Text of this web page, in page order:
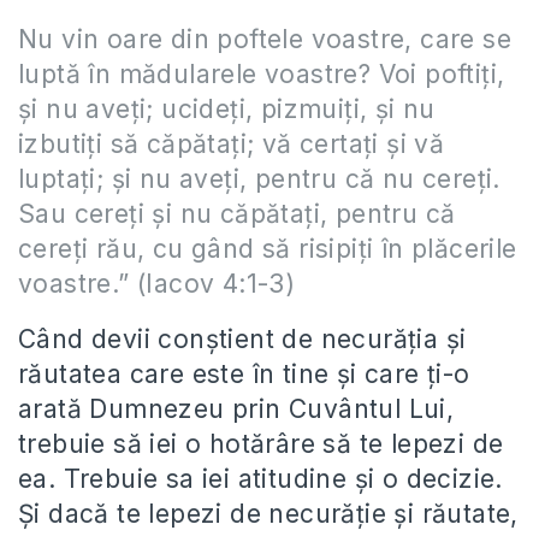
Nu vin oare din poftele voastre, care se
luptă în mădularele voastre? Voi poftiți,
și nu aveți; ucideți, pizmuiți, și nu
izbutiți să căpătați; vă certați și vă
luptați; și nu aveți, pentru că nu cereți.
Sau cereți și nu căpătați, pentru că
cereți rău, cu gând să risipiți în plăcerile
voastre.” (Iacov 4:1-3)
Când devii conștient de necurăția și
răutatea care este în tine și care ți-o
arată Dumnezeu prin Cuvântul Lui,
trebuie să iei o hotărâre să te lepezi de
ea. Trebuie sa iei atitudine și o decizie.
Și dacă te lepezi de necurăție și răutate,